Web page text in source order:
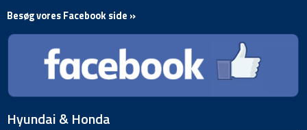
Besøg vores Facebook side »
Hyundai & Honda